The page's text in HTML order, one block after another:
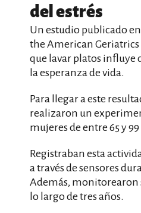
del estrés
Un estudio publicado
the American
que lavar platos influye
la esperanza de vida.
Para llegar a este
realizaron un
mujeres de entre 65 y 99
Registraban esta
a través de sensores
Además, monitorearon
lo largo de tres años.